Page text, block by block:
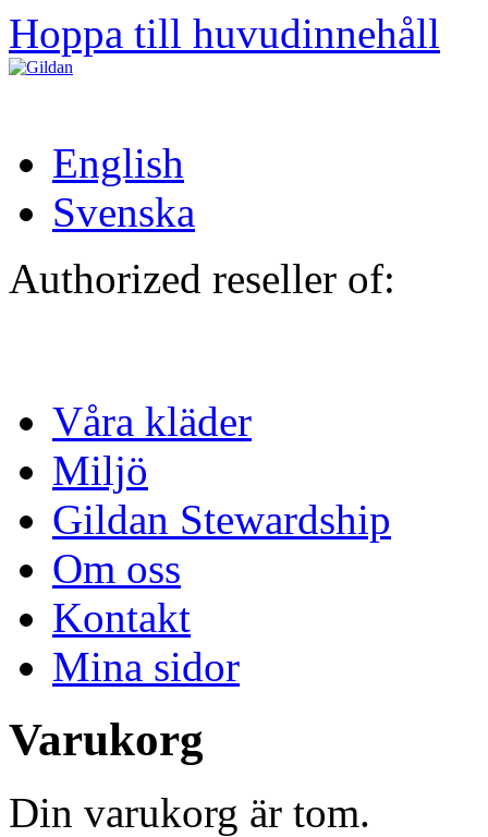
Hoppa till huvudinnehåll
English
Svenska
Authorized reseller of:
Våra kläder
Miljö
Gildan Stewardship
Om oss
Kontakt
Mina sidor
Varukorg
Din varukorg är tom.